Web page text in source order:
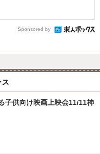
Sponsored by
子供向け映画上映会11/11神